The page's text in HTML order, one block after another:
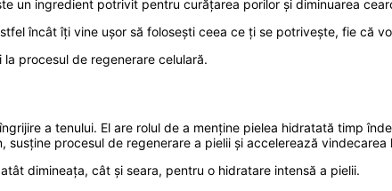
un ingredient potrivit pentru curățarea porilor și diminuarea
încât îți vine ușor să folosești ceea ce ți se potrivește, fie că
procesul de regenerare celulară.
a tenului. El are rolul de a menține pielea hidratată timp
procesul de regenerare a pielii și accelerează vindecarea
dimineața, cât și seara, pentru o hidratare intensă a pielii.